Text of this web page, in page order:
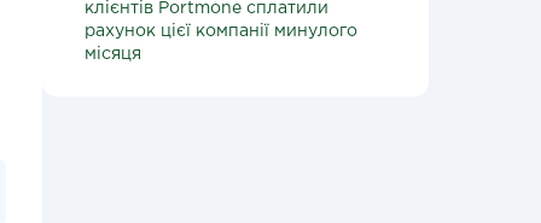
клієнтів Portmone сплатили
рахунок цієї компанії минулого
місяця